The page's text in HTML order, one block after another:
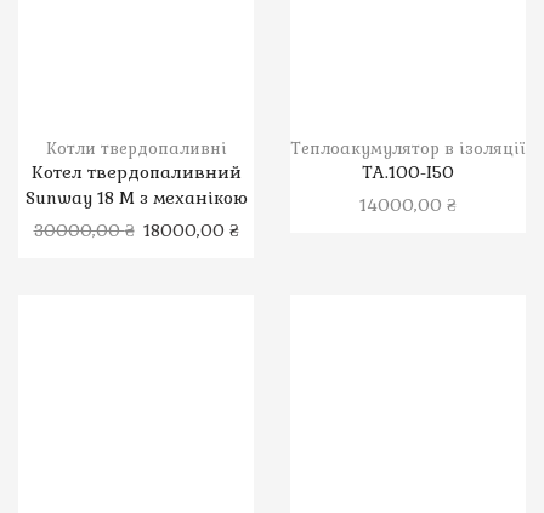
Котли твердопаливні
Котел твердопаливний
Sunway 18 M з механікою
30000,00₴ 18000,00 ₴
Теплоакумулятор в ізоляції
ТА.100-І50
14000,00 ₴